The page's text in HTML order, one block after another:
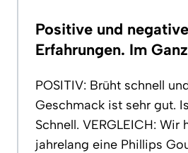
Positive und negative
Erfahrungen. Im
POSITIV: Brüht schnell
Geschmack ist sehr gut.
Schnell. VERGLEICH: Wir
jahrelang eine Phillips